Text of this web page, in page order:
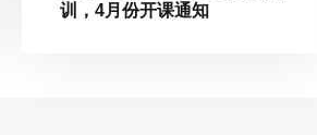
训，4月份开课通知